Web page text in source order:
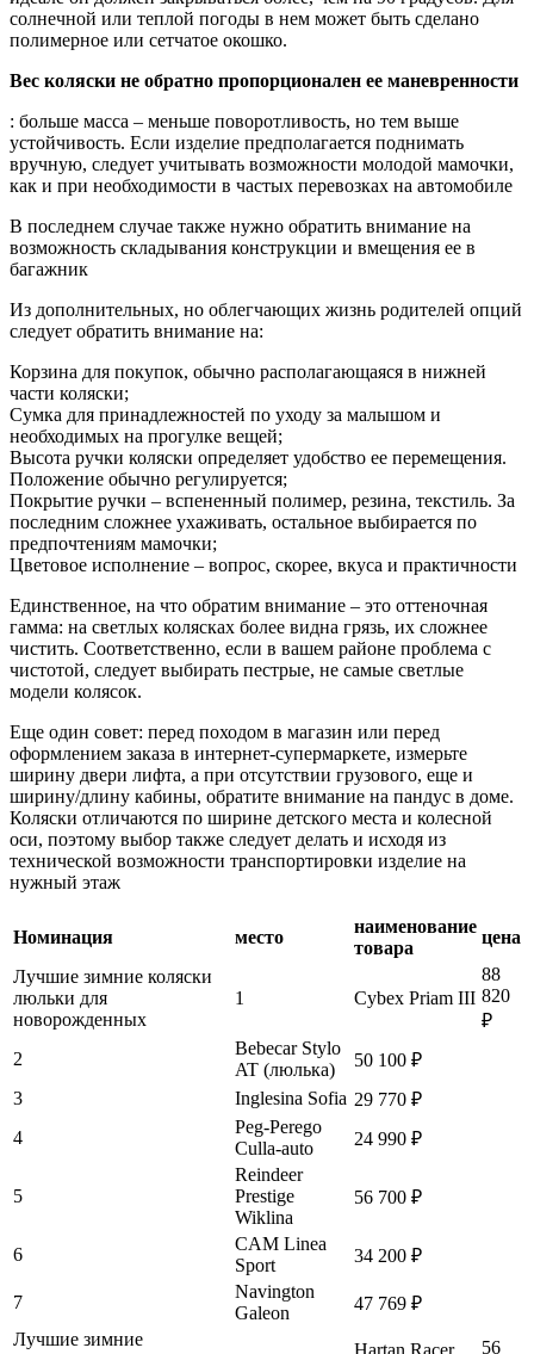
солнечной или теплой погоды в нем может быть сделано
полимерное или сетчатое окошко.
Вес коляски не обратно пропорционален ее маневренности
: больше масса – меньше поворотливость, но тем выше
устойчивость. Если изделие предполагается поднимать
вручную, следует учитывать возможности молодой мамочки,
как и при необходимости в частых перевозках на автомобиле
В последнем случае также нужно обратить внимание на
возможность складывания конструкции и вмещения ее в
багажник
Из дополнительных, но облегчающих жизнь родителей опций
следует обратить внимание на:
Корзина для покупок, обычно располагающаяся в нижней
части коляски;
Сумка для принадлежностей по уходу за малышом и
необходимых на прогулке вещей;
Высота ручки коляски определяет удобство ее перемещения.
Положение обычно регулируется;
Покрытие ручки – вспененный полимер, резина, текстиль. За
последним сложнее ухаживать, остальное выбирается по
предпочтениям мамочки;
Цветовое исполнение – вопрос, скорее, вкуса и практичности
Единственное, на что обратим внимание – это оттеночная
гамма: на светлых колясках более видна грязь, их сложнее
чистить. Соответственно, если в вашем районе проблема с
чистотой, следует выбирать пестрые, не самые светлые
модели колясок.
Еще один совет: перед походом в магазин или перед
оформлением заказа в интернет-супермаркете, измерьте
ширину двери лифта, а при отсутствии грузового, еще и
ширину/длину кабины, обратите внимание на пандус в доме.
Коляски отличаются по ширине детского места и колесной
оси, поэтому выбор также следует делать и исходя из
технической возможности транспортировки изделие на
нужный этаж
Номинация место
наименование
товара
цена
Лучшие зимние коляски
люльки для
новорожденных
1 Cybex Priam III
88
820
₽
2
Bebecar Stylo
AT (люлька)
50 100 ₽
3
Inglesina Sofia 29 770 ₽
4
Peg-Perego
Culla-auto
24 990 ₽
5
Reindeer
Prestige
Wiklina
56 700 ₽
6
CAM Linea
Sport
34 200 ₽
7
Navington
Galeon
47 769 ₽
Лучшие зимние
Hartan Racer 56